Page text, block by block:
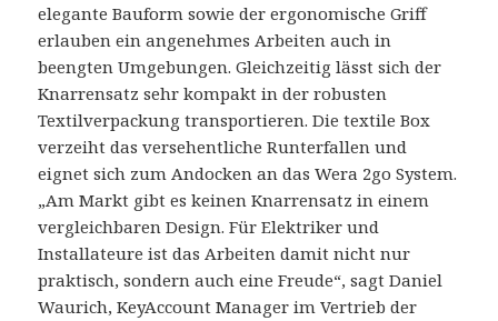
elegante Bauform sowie der ergonomische Griff
erlauben ein angenehmes Arbeiten auch in
beengten Umgebungen. Gleichzeitig lässt sich der
Knarrensatz sehr kompakt in der robusten
Textilverpackung transportieren. Die textile Box
verzeiht das versehentliche Runterfallen und
eignet sich zum Andocken an das Wera 2go System.
„Am Markt gibt es keinen Knarrensatz in einem
vergleichbaren Design. Für Elektriker und
Installateure ist das Arbeiten damit nicht nur
praktisch, sondern auch eine Freude“, sagt Daniel
Waurich, KeyAccount Manager im Vertrieb der